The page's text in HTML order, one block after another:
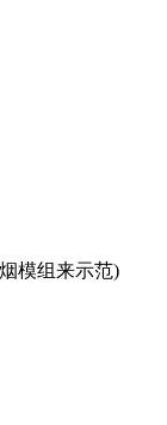
模组来示范)